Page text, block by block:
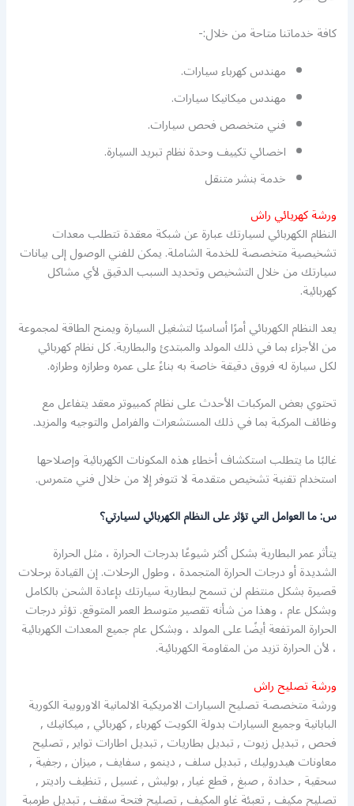
كافة خدماتنا متاحة من خلال:-
مهندس كهرباء سيارات.
مهندس ميكانيكا سيارات.
فني متخصص فحص سيارات.
اخصائي تكييف وحدة نظام تبريد السيارة.
خدمة بنشر متنقل
ورشة كهريائي راش
النظام الكهربائي لسيارتك عبارة عن شبكة معقدة تتطلب معدات
تشخيصية متخصصة للخدمة الشاملة. يمكن للفني الوصول إلى بيانات
سيارتك من خلال التشخيص وتحديد السبب الدقيق لأي مشاكل
كهربائية.
يعد النظام الكهربائي أمرًا أساسيًا لتشغيل السيارة ويمنح الطاقة لمجموعة
من الأجزاء بما في ذلك المولد والمبتدئ والبطارية. كل نظام كهربائي
لكل سيارة له فروق دقيقة خاصة به بناءً على عمره وطرازه وطرازه.
تحتوي بعض المركبات الأحدث على نظام كمبيوتر معقد يتفاعل مع
وظائف المركبة بما في ذلك المستشعرات والفرامل والتوجيه والمزيد.
غالبًا ما يتطلب استكشاف أخطاء هذه المكونات الكهربائية وإصلاحها
استخدام تقنية تشخيص متقدمة لا تتوفر إلا من خلال فني متمرس.
س: ما العوامل التي تؤثر على النظام الكهربائي لسيارتي؟
يتأثر عمر البطارية بشكل أكثر شيوعًا بدرجات الحرارة ، مثل الحرارة
الشديدة أو درجات الحرارة المتجمدة ، وطول الرحلات. إن القيادة برحلات
قصيرة بشكل منتظم لن تسمح لبطارية سيارتك بإعادة الشحن بالكامل
وبشكل عام ، وهذا من شأنه تقصير متوسط ​​العمر المتوقع. تؤثر درجات
الحرارة المرتفعة أيضًا على المولد ، وبشكل عام جميع المعدات الكهربائية
، لأن الحرارة تزيد من المقاومة الكهربائية.
ورشة تصليح راش
ورشة متخصصة تصليح السيارات الامريكية الالمانية الاوروبية الكورية
البابانية وجميع السيارات بدولة الكويت كهرباء , كهربائي , ميكانيك ,
فحص , تبديل زيوت , تبديل بطاريات , تبديل اطارات تواير , تصليح
معاونات هيدروليك , تبديل سلف , دينمو , سفايف , ميزان , رجفية ,
سحقية , حدادة , صبغ , قطع غيار , بوليش , غسيل , تنظيف راديتر ,
تصليح مكيف , تعبئة غاو المكيف , تصليح فتحة سقف , تبديل طرمبة